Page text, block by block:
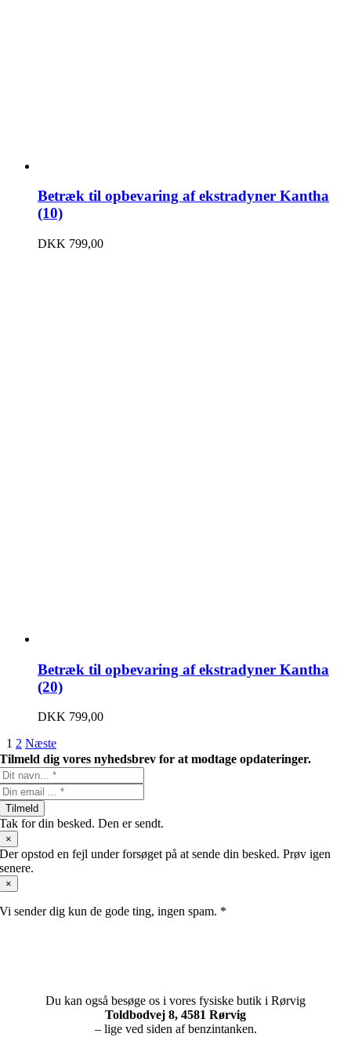
Betræk til opbevaring af ekstradyner Kantha
(10)
DKK 799,00
Betræk til opbevaring af ekstradyner Kantha
(20)
DKK 799,00
1 2 Næste
Tilmeld dig vores nyhedsbrev for at modtage opdateringer.
Tilmeld
Tak for din besked. Den er sendt.
×
Der opstod en fejl under forsøget på at sende din besked. Prøv igen
senere.
×
Vi sender dig kun de gode ting, ingen spam. *
Du kan også besøge os i vores fysiske butik i Rørvig
Toldbodvej 8, 4581 Rørvig
– lige ved siden af benzintanken.